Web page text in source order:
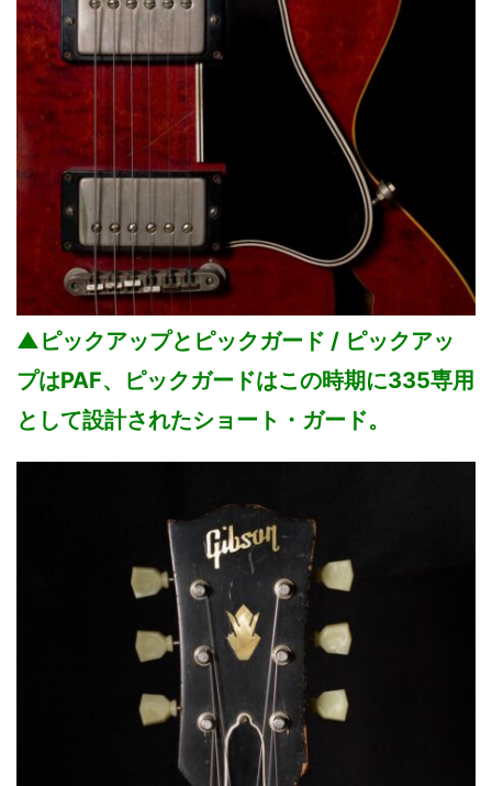
▲ピックアップとピックガード / ピックアッ
プはPAF、ピックガードはこの時期に335専用
として設計されたショート・ガード。